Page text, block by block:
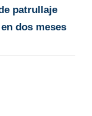
patrullaje
dos meses